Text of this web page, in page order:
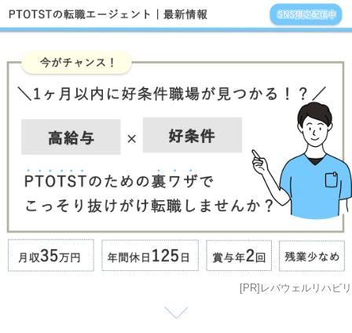
[PR]レバウェルリハビリ